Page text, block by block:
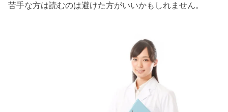
苦手な方は読むのは避けた方がいいかもしれません。